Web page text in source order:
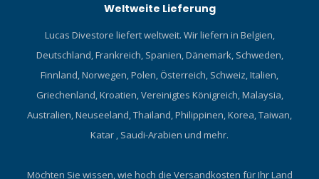
Weltweite Lieferung
Lucas Divestore liefert weltweit. Wir liefern in Belgien,
Deutschland, Frankreich, Spanien, Dänemark, Schweden,
Finnland, Norwegen, Polen, Österreich, Schweiz, Italien,
Griechenland, Kroatien, Vereinigtes Königreich, Malaysia,
Australien, Neuseeland, Thailand, Philippinen, Korea, Taiwan,
Katar , Saudi-Arabien und mehr.
Möchten Sie wissen, wie hoch die Versandkosten für Ihr Land